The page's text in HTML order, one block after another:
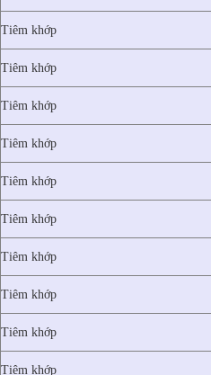
Tiêm khớp
Tiêm khớp
Tiêm khớp
Tiêm khớp
Tiêm khớp
Tiêm khớp
Tiêm khớp
Tiêm khớp
Tiêm khớp
Tiêm khớp